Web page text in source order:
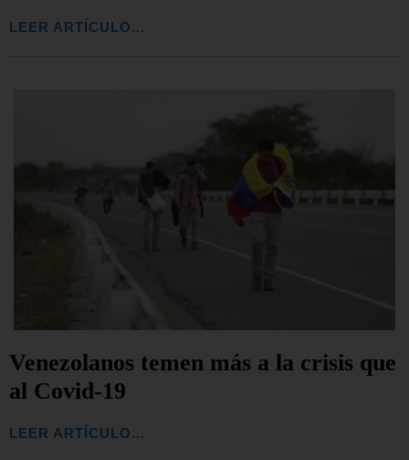
LEER ARTÍCULO...
Venezolanos temen más a la crisis que
al Covid-19
LEER ARTÍCULO...